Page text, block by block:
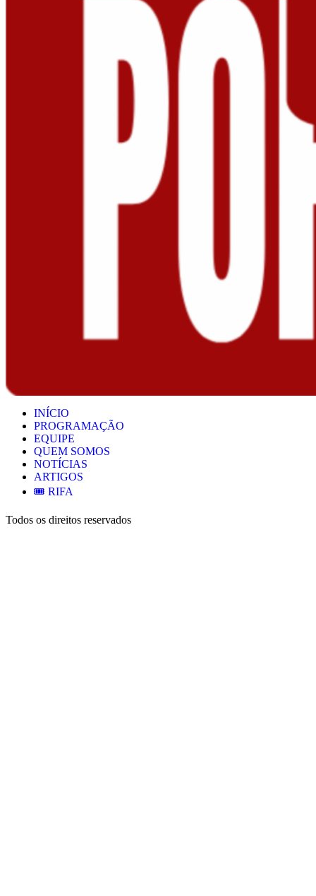
INÍCIO
PROGRAMAÇÃO
EQUIPE
QUEM SOMOS
NOTÍCIAS
ARTIGOS
🎟️ RIFA
Todos os direitos reservados